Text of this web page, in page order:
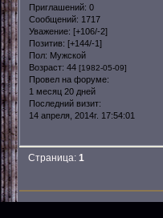
Приглашений: 0
Сообщений: 1717
Уважение: [+106/-2]
Позитив: [+144/-1]
Пол: Мужской
Возраст: 44 [1982-05-09]
Провел на форуме:
1 месяц 20 дней
Последний визит:
14 апреля, 2014г. 17:54:01
Страница:1